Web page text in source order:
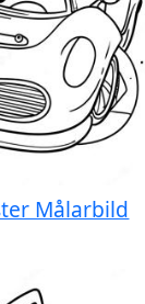
Målarbild